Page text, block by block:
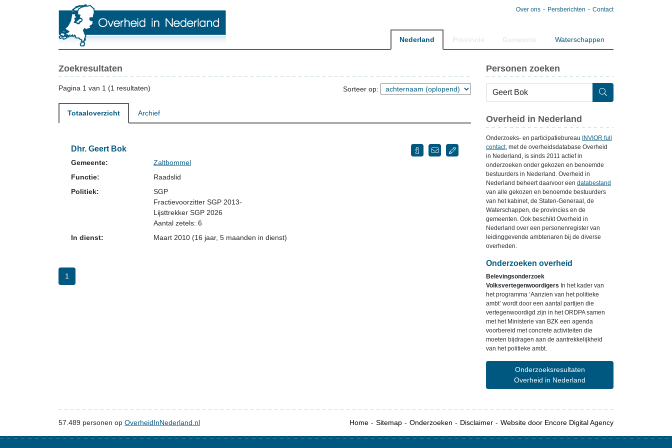
Over ons Persberichten Contact
Nederland Waterschappen
Zoekresultaten
Pagina 1 van 1 (1 resultaten) Sorteer op:
Totaaloverzicht Archief
Dhr. Geert Bok
Gemeente:
Zaltbommel
Functie:
Raadslid
Politiek:
SGP
Fractievoorzitter SGP 2013-
Lijsttrekker SGP 2026
Aantal zetels: 6
In dienst:
Maart 2010 (16 jaar, 5 maanden in dienst)
1
Personen zoeken
Overheid in Nederland
Onderzoeks- en participatiebureau
INVIOR full
contact, met de overheidsdatabase Overheid
in Nederland, is sinds 2011 actief in
onderzoeken onder gekozen en benoemde
bestuurders in Nederland. Overheid in
Nederland beheert daarvoor een databestand
van alle gekozen en benoemde bestuurders
van het kabinet, de Staten-Generaal, de
Waterschappen, de provincies en de
gemeenten. Ook beschikt Overheid in
Nederland over een personenregister van
leidinggevende ambtenaren bij de diverse
overheden.
Onderzoeken overheid
Belevingsonderzoek
Volksvertegenwoordigers In het kader van
het programma ‘Aanzien van het politieke
ambt’ wordt door een aantal partijen die
vertegenwoordigd zijn in het ORDPA samen
met het Ministerie van BZK een agenda
voorbereid met concrete activiteiten die
moeten bijdragen aan de aantrekkelijkheid
van het politieke ambt.
Onderzoeksresultaten
Overheid in Nederland
57.489 personen op OverheidInNederland.nl Home Sitemap Onderzoeken Disclaimer Website door Encore Digital Agency